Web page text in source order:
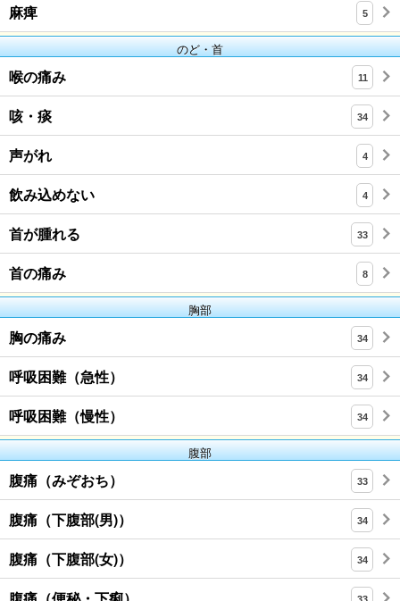
麻痺 5
のど・首
喉の痛み 11
咳・痰 34
声がれ 4
飲み込めない 4
首が腫れる 33
首の痛み 8
胸部
胸の痛み 34
呼吸困難（急性） 34
呼吸困難（慢性） 34
腹部
腹痛（みぞおち） 33
腹痛（下腹部(男)） 34
腹痛（下腹部(女)） 34
33